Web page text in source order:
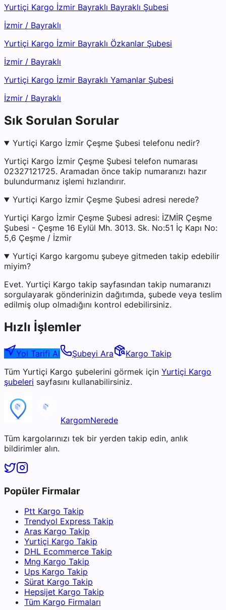
Yurtiçi Kargo İzmir Bayraklı Bayraklı Şubesi
İzmir / Bayraklı
Yurtiçi Kargo İzmir Bayraklı Özkanlar Şubesi
İzmir / Bayraklı
Yurtiçi Kargo İzmir Bayraklı Yamanlar Şubesi
İzmir / Bayraklı
Sık Sorulan Sorular
Yurtiçi Kargo İzmir Çeşme Şubesi telefonu nedir?
Yurtiçi Kargo İzmir Çeşme Şubesi telefon numarası
02327121725. Aramadan önce takip numaranızı hazır
bulundurmanız işlemi hızlandırır.
Yurtiçi Kargo İzmir Çeşme Şubesi adresi nerede?
Yurtiçi Kargo İzmir Çeşme Şubesi adresi: İZMİR Çeşme
Şubesi - Çeşme 16 Eylül Mh. 3013. Sk. No:51 İç Kapı No:
5,6 Çeşme / İzmir
Yurtiçi Kargo kargomu şubeye gitmeden takip edebilir
miyim?
Evet. Yurtiçi Kargo takip sayfasından takip numaranızı
sorgulayarak gönderinizin dağıtımda, şubede veya teslim
edilmiş olup olmadığını kontrol edebilirsiniz.
Hızlı İşlemler
Yol Tarifi Al Şubeyi Ara
Kargo Takip
Tüm Yurtiçi Kargo şubelerini görmek için Yurtiçi Kargo
şubeleri sayfasını kullanabilirsiniz.
KargomNerede
Tüm kargolarınızı tek bir yerden takip edin, anlık
bildirimler alın.
Popüler Firmalar
Ptt Kargo Takip
Trendyol Express Takip
Aras Kargo Takip
Yurtiçi Kargo Takip
DHL Ecommerce Takip
Mng Kargo Takip
Ups Kargo Takip
Sürat Kargo Takip
Hepsijet Kargo Takip
Tüm Kargo Firmaları